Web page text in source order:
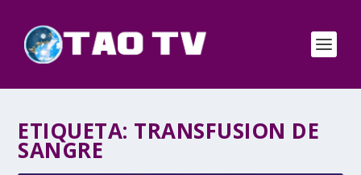
ETIQUETA: TRANSFUSION DE
SANGRE